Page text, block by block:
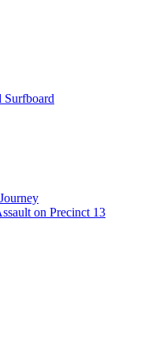
Surfboard
on Precinct 13